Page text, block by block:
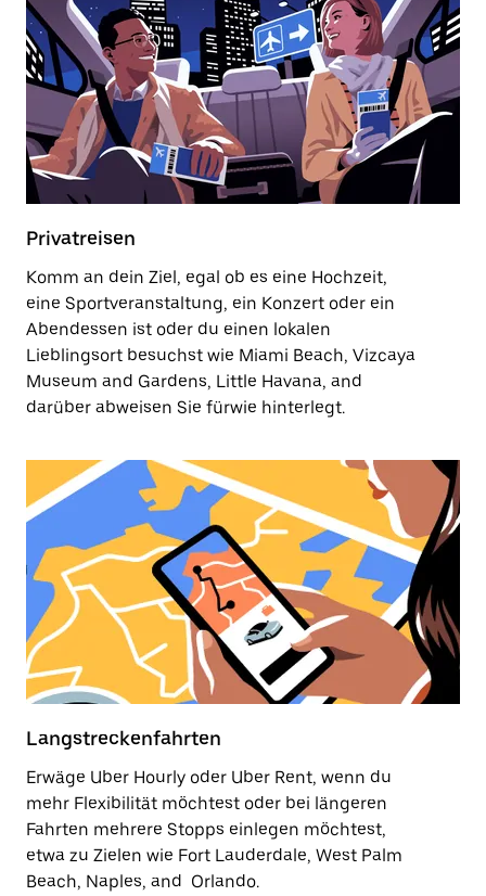
Privatreisen
Komm an dein Ziel, egal ob es eine Hochzeit,
eine Sportveranstaltung, ein Konzert oder ein
Abendessen ist oder du einen lokalen
Lieblingsort besuchst wie Miami Beach, Vizcaya
Museum and Gardens, Little Havana, and
darüber abweisen Sie fürwie hinterlegt.
Langstreckenfahrten
Erwäge Uber Hourly oder Uber Rent, wenn du
mehr Flexibilität möchtest oder bei längeren
Fahrten mehrere Stopps einlegen möchtest,
etwa zu Zielen wie Fort Lauderdale, West Palm
Beach, Naples, and Orlando.